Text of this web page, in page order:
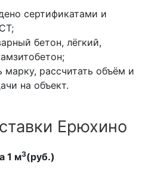
сертификатами и
бетон, лёгкий,
рассчитать объём и
на объект.
Ерюхино
1 м3(руб.)